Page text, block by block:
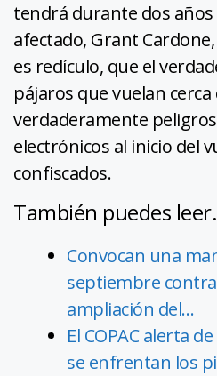
tendrá durante dos años
afectado, Grant
es redículo, que el
pájaros que vuelan cerca
verdaderamente
electrónicos al inicio del
confiscados.
También puedes
Convocan una
septiembre
ampliación del…
El COPAC alerta
se enfrentan los